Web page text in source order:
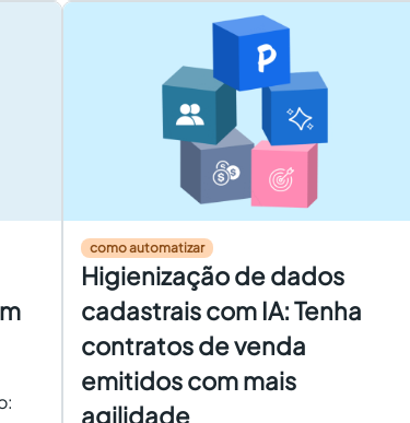
como automatizar
Higienização de dados
cadastrais com IA: Tenha
contratos de venda
emitidos com mais
agilidade